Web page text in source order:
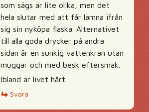
som sägs är lite olika, men det
hela slutar med att får lämna ifrån
sig sin nyköpa flaska. Alternativet
till alla goda drycker på andra
sidan är en sunkig vattenkran utan
muggar och med besk eftersmak.
Ibland är livet hårt.
Svara